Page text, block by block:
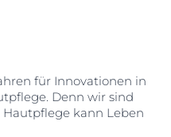
für Innovationen in
Denn wir sind
kann Leben